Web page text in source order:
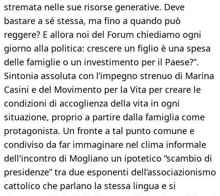
stremata nelle sue risorse generative. Deve
bastare a sé stessa, ma fino a quando può
reggere? E allora noi del Forum chiediamo ogni
giorno alla politica: crescere un figlio è una spesa
delle famiglie o un investimento per il Paese?”.
Sintonia assoluta con l’impegno strenuo di Marina
Casini e del Movimento per la Vita per creare le
condizioni di accoglienza della vita in ogni
situazione, proprio a partire dalla famiglia come
protagonista. Un fronte a tal punto comune e
condiviso da far immaginare nel clima informale
dell'incontro di Mogliano un ipotetico “scambio di
presidenze” tra due esponenti dell’associazionismo
cattolico che parlano la stessa lingua e si